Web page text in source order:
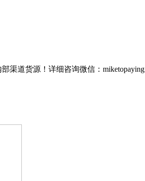
渠道货源！详细咨询微信：miketopaying